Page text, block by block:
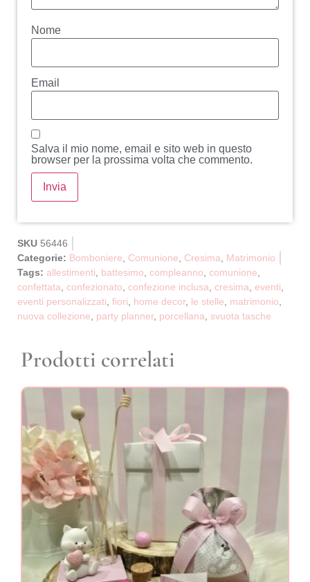
Nome
Email
Salva il mio nome, email e sito web in questo
browser per la prossima volta che commento.
SKU 56446
Categorie: Bomboniere Comunione Cresima
Matrimonio
Tags: allestimenti battesimo compleanno comunione
confettata confezionato confezione inclusa cresima eventi
eventi personalizzati fiori home decor, le stelle matrimonio
nuova collezione
party planner, porcellana svuota tasche
Prodotti correlati